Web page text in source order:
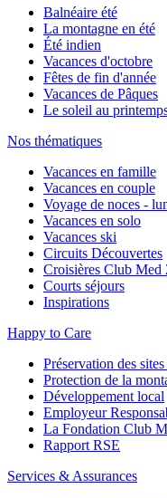
Balnéaire été
La montagne en été
Été indien
Vacances d'octobre
Fêtes de fin d'année
Vacances de Pâques
Le soleil au
Nos thématiques
Vacances en famille
Vacances en couple
Voyage de noces -
Vacances en solo
Vacances ski
Circuits Découvertes
Croisières Club Med
Courts séjours
Inspirations
Happy to Care
Préservation des
Protection de la
Développement local
Employeur
La Fondation Club
Rapport RSE
Services & Assurances